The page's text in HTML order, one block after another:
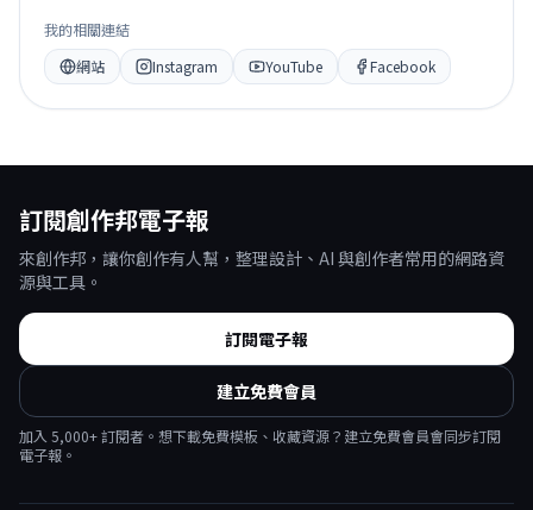
我的相關連結
網站
Instagram YouTube Facebook
訂閱創作邦電子報
來創作邦，讓你創作有人幫，整理設計、AI 與創作者常用的網路資
源與工具。
訂閱電子報
建立免費會員
加入 5,000+ 訂閱者。想下載免費模板、收藏資源？建立免費會員會同步訂閱
電子報。